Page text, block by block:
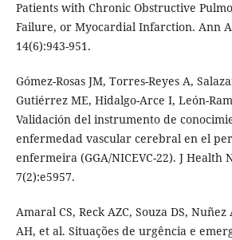
Patients with Chronic Obstructive
Failure, or Myocardial Infarction. Ann
14(6):943-951.
Gómez-Rosas JM, Torres-Reyes A,
Gutiérrez ME, Hidalgo-Arce I, León-
Validación del instrumento de
enfermedad vascular cerebral en el
enfermeira (GGA/NICEVC-22). J Health
7(2):e5957.
Amaral CS, Reck AZC, Souza DS, Nuñez
AH, et al. Situações de urgência e